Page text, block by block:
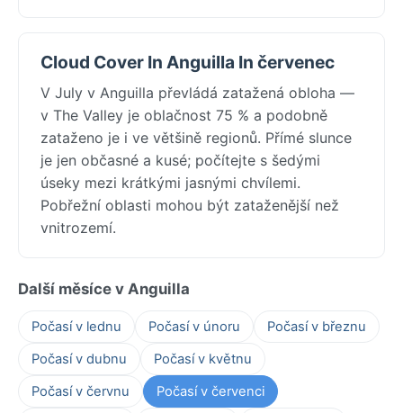
Cloud Cover In Anguilla In červenec
V July v Anguilla převládá zatažená obloha —
v The Valley je oblačnost 75 % a podobně
zataženo je i ve většině regionů. Přímé slunce
je jen občasné a kusé; počítejte s šedými
úseky mezi krátkými jasnými chvílemi.
Pobřežní oblasti mohou být zataženější než
vnitrozemí.
Další měsíce v Anguilla
Počasí v lednu Počasí v únoru
Počasí v březnu
Počasí v dubnu
Počasí v květnu
Počasí v červnu
Počasí v červenci